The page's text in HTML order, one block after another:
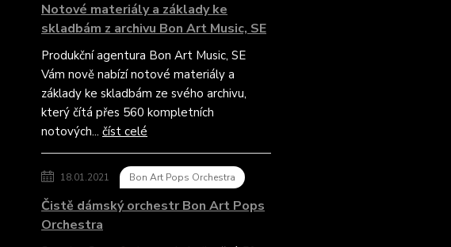
Notové materiály a základy ke
skladbám z archivu Bon Art Music, SE
Produkční agentura Bon Art Music, SE
Vám nově nabízí notové materiály a
základy ke skladbám ze svého archivu,
který čítá přes 560 kompletních
notových... číst celé
18.01.2021 Bon Art Pops Orchestra
Čistě dámský orchestr Bon Art Pops
Orchestra